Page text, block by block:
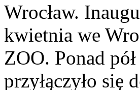
Wrocław.
kwietnia we
ZOO. Ponad
przyłączyło